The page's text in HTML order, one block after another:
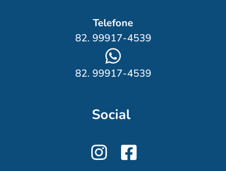
Telefone
82. 99917-4539
82. 99917-4539
Social